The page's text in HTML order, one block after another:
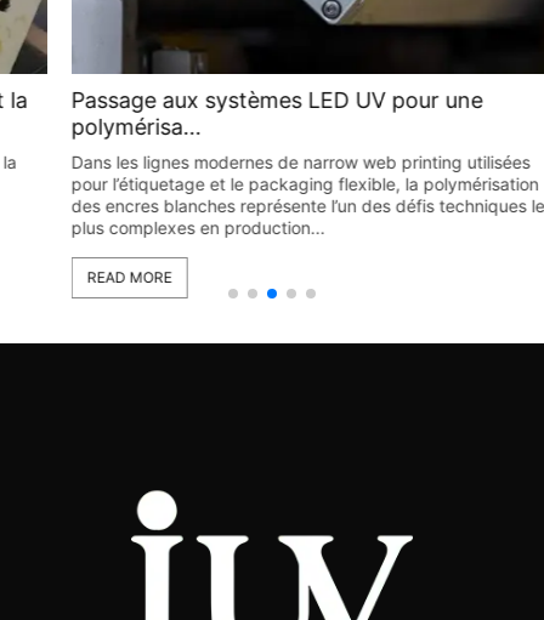
Passage aux systèmes LED UV pour une
polymérisa...
Dans les lignes modernes de narrow web printing utilisées
pour l’étiquetage et le packaging flexible, la polymérisation
des encres blanches représente l’un des défis techniques les
plus complexes en production...
READ MORE